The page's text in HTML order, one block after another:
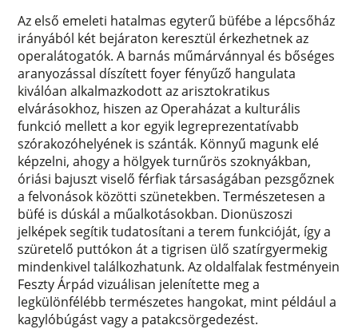
Az első emeleti hatalmas egyterű büfébe a lépcsőház
irányából két bejáraton keresztül érkezhetnek az
operalátogatók. A barnás műmárvánnyal és bőséges
aranyozással díszített foyer fényűző hangulata
kiválóan alkalmazkodott az arisztokratikus
elvárásokhoz, hiszen az Operaházat a kulturális
funkció mellett a kor egyik legreprezentatívabb
szórakozóhelyének is szánták. Könnyű magunk elé
képzelni, ahogy a hölgyek turnűrös szoknyákban,
óriási bajuszt viselő férfiak társaságában pezsgőznek
a felvonások közötti szünetekben. Természetesen a
büfé is dúskál a műalkotásokban. Dionüszoszi
jelképek segítik tudatosítani a terem funkcióját, így a
szüretelő puttókon át a tigrisen ülő szatírgyermekig
mindenkivel találkozhatunk. Az oldalfalak festményein
Feszty Árpád vizuálisan jelenítette meg a
legkülönfélébb természetes hangokat, mint például a
kagylóbúgást vagy a patakcsörgedezést.